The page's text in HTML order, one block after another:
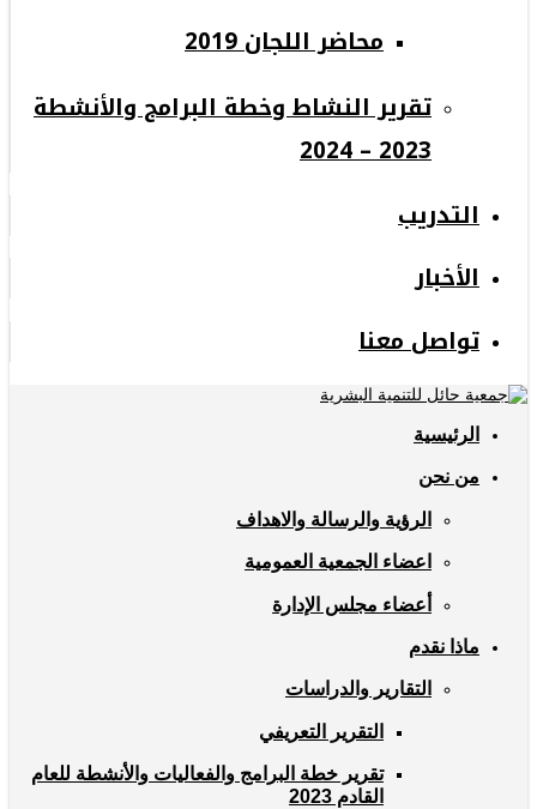
محاضر اللجان 2019
تقرير النشاط وخطة البرامج والأنشطة
2023 – 2024
التدريب
الأخبار
تواصل معنا
الرئيسية
من نحن
الرؤية والرسالة والاهداف
اعضاء الجمعية العمومية
أعضاء مجلس الإدارة
ماذا نقدم
التقارير والدراسات
التقرير التعريفي
تقرير خطة البرامج والفعاليات والأنشطة للعام
القادم 2023